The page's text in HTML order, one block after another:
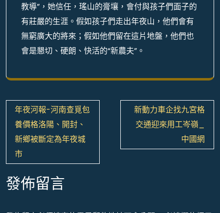
教導”，她信任，瑤山的膏壤，會付與孩子們面子的
有莊嚴的生涯。假如孩子們走出年夜山，他們會有
無窮廣大的將來；假如他們留在這片地盤，他們也
會是懇切、硬朗、快活的“新農夫”。
文
章
導
覽
年夜河報-河南查覓包
養價格洛陽、開封、
新鄉被斷定為年夜城
市
新動力車企找九宮格
交通迎來用工岑嶺_
中國網
發佈留言